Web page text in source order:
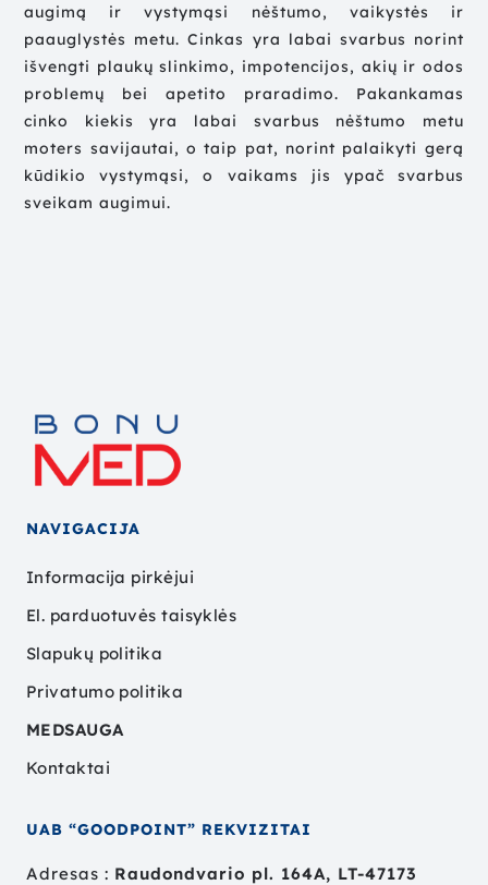
augimą ir vystymąsi nėštumo, vaikystės ir
paauglystės metu. Cinkas yra labai svarbus norint
išvengti plaukų slinkimo, impotencijos, akių ir odos
problemų bei apetito praradimo. Pakankamas
cinko kiekis yra labai svarbus nėštumo metu
moters savijautai, o taip pat, norint palaikyti gerą
kūdikio vystymąsi, o vaikams jis ypač svarbus
sveikam augimui.
NAVIGACIJA
Informacija pirkėjui
El. parduotuvės taisyklės
Slapukų politika
Privatumo politika
MEDSAUGA
Kontaktai
UAB “GOODPOINT” REKVIZITAI
Adresas : Raudondvario pl. 164A, LT-47173